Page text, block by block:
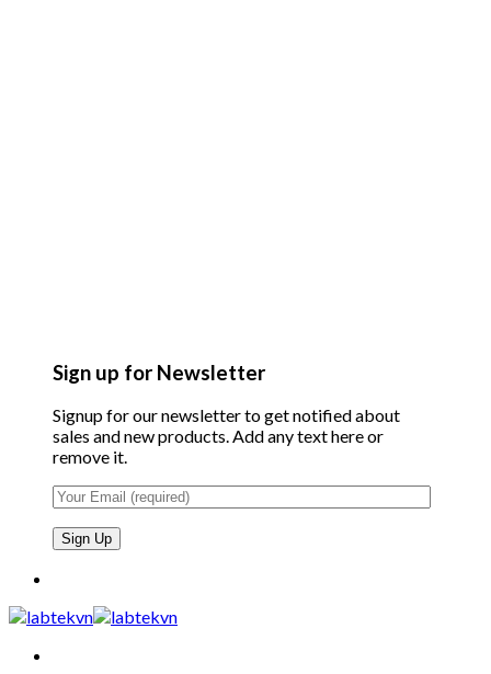
Sign up for Newsletter
Signup for our newsletter to get notified about
sales and new products. Add any text here or
remove it.